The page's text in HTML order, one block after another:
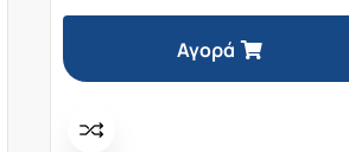
Αγορά